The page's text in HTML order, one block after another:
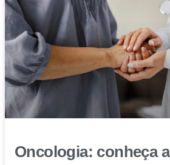
Oncologia: conheça a